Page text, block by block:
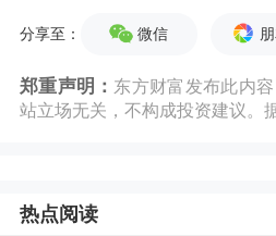
分享至： 微信
郑重声明： 东方财富发布此内
站立场无关，不构成投资建议。
热点阅读